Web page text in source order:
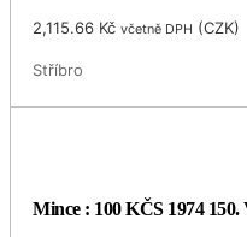
2,115.66 Kč včetně DPH (CZK)
Stříbro
Mince : 100 KČS 1974